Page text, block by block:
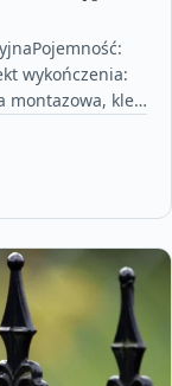
wykończenia:
montazowa, klej